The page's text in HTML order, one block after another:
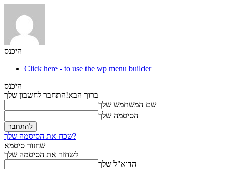
היכנס
Click here - to use the wp menu builder
היכנס
ברוך הבא!התחבר לחשבון שלך
שם המשתמש שלך
הסיסמה שלך
שכח את הסיסמה שלך?
שחזור סיסמא
לשחזר את הסיסמה שלך
הדוא"ל שלך